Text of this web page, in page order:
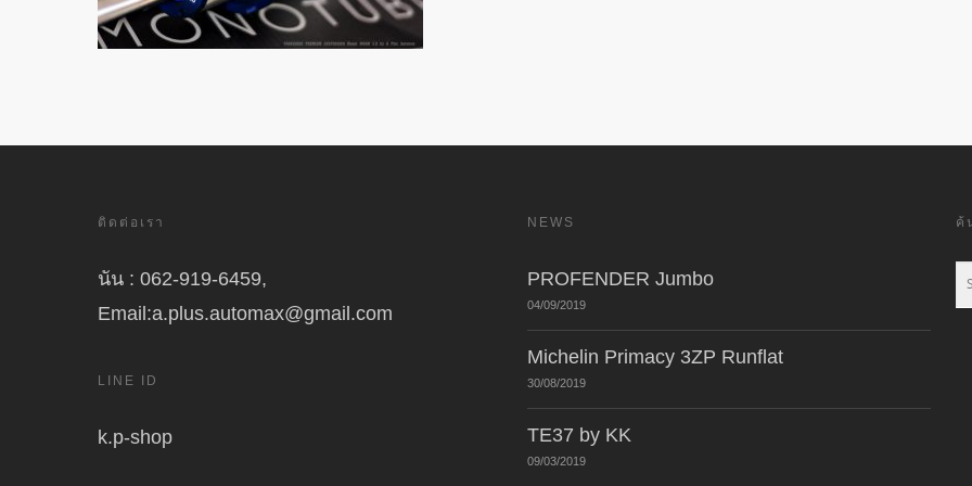
ติดต่อเรา
นัน : 062-919-6459,
Email:a.plus.automax@gmail.com
LINE ID
k.p-shop
NEWS
PROFENDER Jumbo
04/09/2019
Michelin Primacy 3ZP Runflat
30/08/2019
TE37 by KK
09/03/2019
ค้